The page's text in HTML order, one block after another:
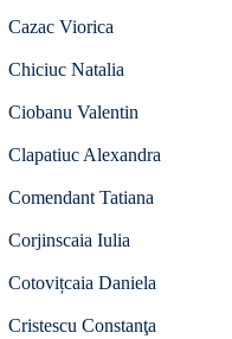
Cazac Viorica
Chiciuc Natalia
Ciobanu Valentin
Clapatiuc Alexandra
Comendant Tatiana
Corjinscaia Iulia
Cotovițcaia Daniela
Cristescu Constanţa